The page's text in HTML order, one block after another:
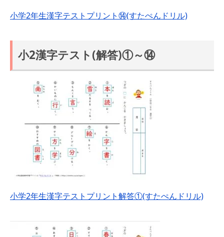
小学2年生漢字テストプリント⑭(すたぺんドリル)
小2漢字テスト(解答)①～⑭
小学2年生漢字テストプリント解答①(すたぺんドリル)